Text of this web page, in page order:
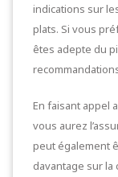
indications sur
plats. Si vous
êtes adepte du
En faisant appel
vous aurez
peut également
davantage sur la